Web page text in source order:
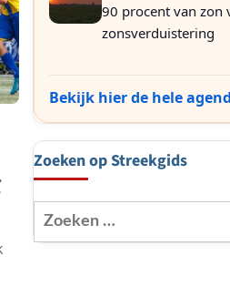
90 procent van zon
zonsverduistering
Bekijk hier de hele
Zoeken op Streekgids
Zoeken
naar: